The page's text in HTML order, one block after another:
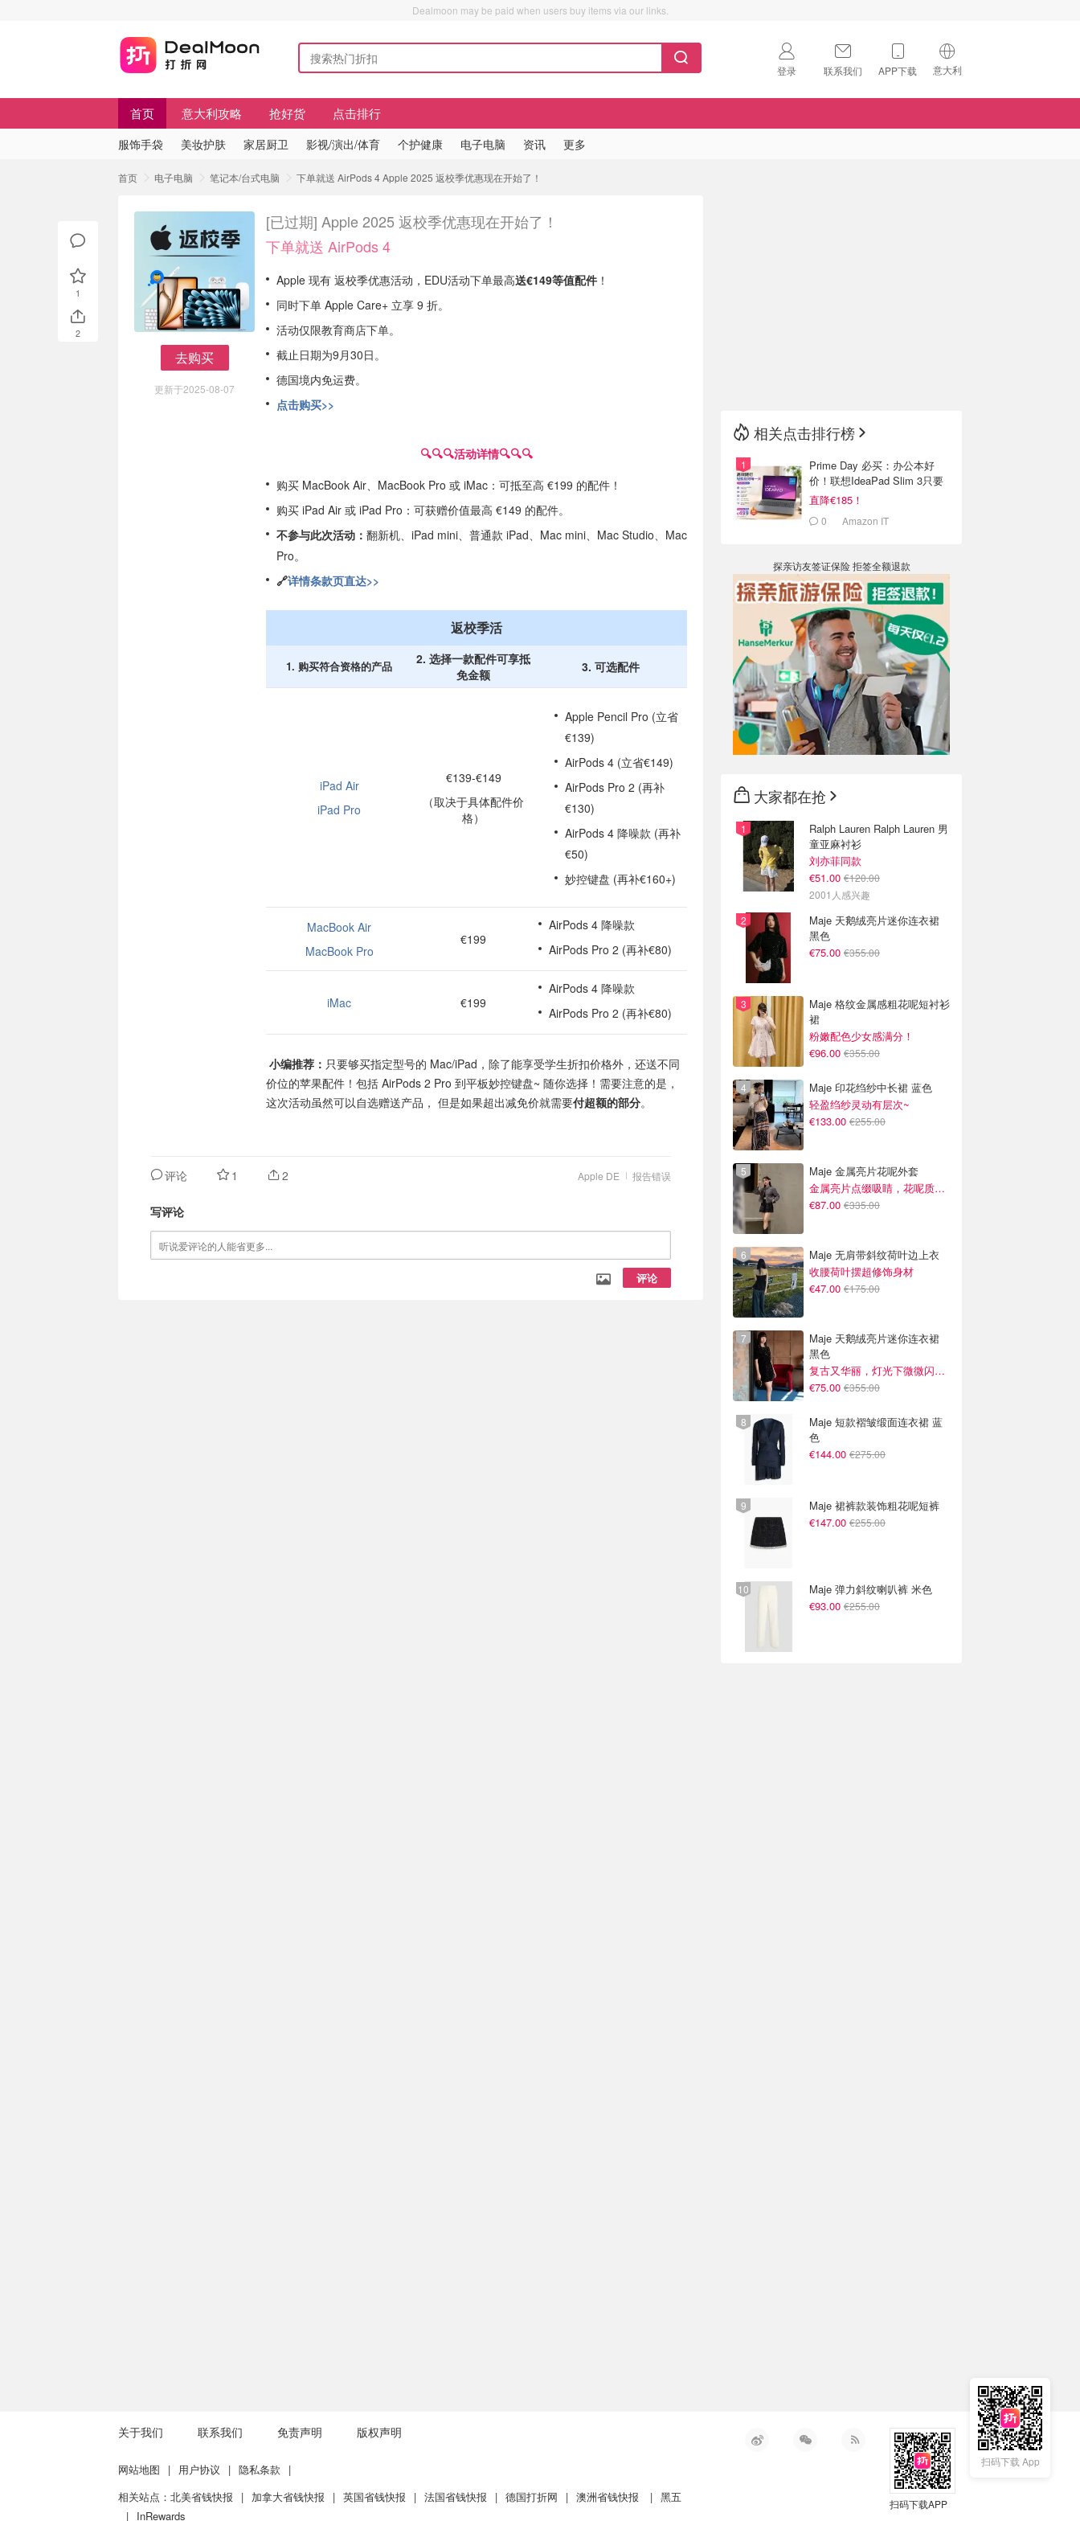
Dealmoon may be paid when users buy items via our links.
登录 联系我们 APP下载 意大利
🇺🇸
首页 意大利攻略 抢好货 点击排行
服饰手袋 美妆护肤 家居厨卫 影视/演出/体育 个护健康 电子电脑 资讯 更多
首页 电子电脑 笔记本/台式电脑 下单就送 AirPods 4 Apple 2025 返校季优惠现在开始了！
去购买
更新于2025-08-07
[已过期] Apple 2025 返校季优惠现在开始了！
下单就送 AirPods 4
Apple 现有 返校季优惠活动，EDU活动下单最高送€149等值配件 ！
同时下单 Apple Care+ 立享 9 折。
活动仅限教育商店下单。
截止日期为9月30日。
德国境内免运费。
点击购买>>
🔍🔍🔍活动详情🔍🔍🔍
购买 MacBook Air、MacBook Pro 或 iMac：可抵至高 €199 的配件！
购买 iPad Air 或 iPad Pro：可获赠价值最高 €149 的配件。
不参与此次活动： 翻新机、iPad mini、普通款 iPad、Mac mini、Mac Studio、Mac
Pro。
🔗详情条款页直达>>
返校季活
1. 购买符合资格的产品
2. 选择一款配件可享抵
免金额
3. 可选配件
iPad Air
iPad Pro
€139-€149
（取决于具体配件价
格）
Apple Pencil Pro (立省
€139)
AirPods 4 (立省€149)
AirPods Pro 2 (再补
€130)
AirPods 4 降噪款 (再补
€50)
妙控键盘 (再补€160+)
MacBook Air
MacBook Pro
€199
AirPods 4 降噪款
AirPods Pro 2 (再补€80)
iMac €199
AirPods 4 降噪款
AirPods Pro 2 (再补€80)
小编推荐： 只要够买指定型号的 Mac/iPad，除了能享受学生折扣价格外，还送不同
价位的苹果配件！包括 AirPods 2 Pro 到平板妙控键盘~ 随你选择！需要注意的是，
这次活动虽然可以自选赠送产品， 但是如果超出减免价就需要付超额的部分。
报告错误
Apple DE
评论 1 2
写评论
评论
1
2
相关点击排行榜
Prime Day 必买：办公本好
价！联想IdeaPad Slim 3只要
499欧！
直降€185！
0 Amazon IT
探亲访友签证保险 拒签全额退款
大家都在抢
Ralph Lauren Ralph Lauren 男
童亚麻衬衫
刘亦菲同款
€51.00 €120.00
2001人感兴趣
Maje 天鹅绒亮片迷你连衣裙
黑色
€75.00 €355.00
Maje 格纹金属感粗花呢短衬衫
裙
粉嫩配色少女感满分！
€96.00 €355.00
Maje 印花绉纱中长裙 蓝色
轻盈绉纱灵动有层次~
€133.00 €255.00
Maje 金属亮片花呢外套
金属亮片点缀吸睛，花呢质感高级又显贵
€87.00 €335.00
Maje 无肩带斜纹荷叶边上衣
收腰荷叶摆超修饰身材
€47.00 €175.00
Maje 天鹅绒亮片迷你连衣裙
黑色
复古又华丽，灯光下微微闪光~
€75.00 €355.00
Maje 短款褶皱缎面连衣裙 蓝
色
€144.00 €275.00
Maje 裙裤款装饰粗花呢短裤
€147.00 €255.00
Maje 弹力斜纹喇叭裤 米色
€93.00 €255.00
扫码下载 App
扫码下载APP
关于我们 联系我们 免责声明 版权声明
网站地图 | 用户协议 | 隐私条款
|
相关站点： 北美省钱快报 | 加拿大省钱快报 | 英国省钱快报 | 法国省钱快报 | 德国打折网 | 澳洲省钱快报 | 黑五
| InRewards